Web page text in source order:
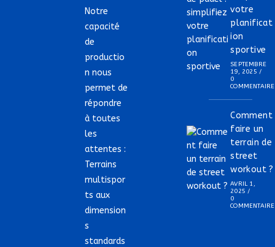
Notre
capacité
de
productio
n nous
permet de
répondre
à toutes
les
attentes :
Terrains
multispor
ts aux
dimension
s
standards
votre
planificat
ion
sportive
SEPTEMBRE
19, 2025 /
0
COMMENTAIRE
Comment
faire un
terrain de
street
workout ?
AVRIL 1,
2025 /
0
COMMENTAIRE